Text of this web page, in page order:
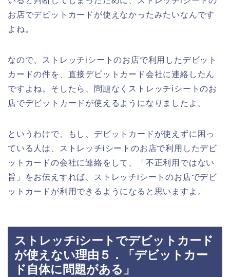
お店でデビットカードが使えなかったみたいなんです
よね。
なので、ストレッチiシートのお店で利用したデビット
カードの件を、直接デビットカード会社に連絡したん
ですよね。そしたら、問題なくストレッチiシートのお
店でデビットカードが使えるようになりましたよ。
というわけで、もし、デビットカードが使えずに困っ
ている人は、ストレッチiシートのお店で利用したデビ
ットカードの会社に連絡をして、「不正利用ではない
旨」をお伝えすれば、ストレッチiシートのお店でデビ
ットカードが利用できるようになると思いますよ。
ストレッチiシートでデビットカード
が使えない理由５．「デビットカー
ド自体に問題がある」